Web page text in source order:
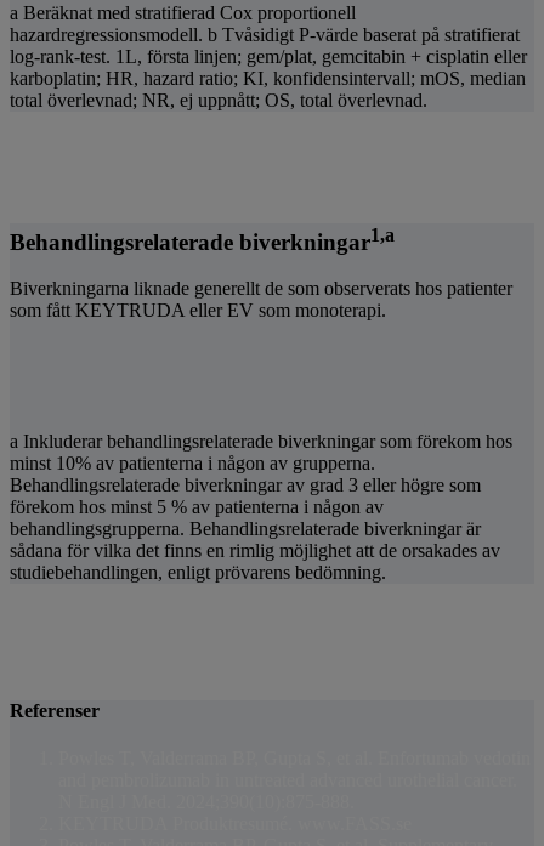
a Beräknat med stratifierad Cox proportionell
hazardregressionsmodell. b Tvåsidigt P-värde baserat på stratifierat
log-rank-test. 1L, första linjen; gem/plat, gemcitabin + cisplatin eller
karboplatin; HR, hazard ratio; KI, konfidensintervall; mOS, median
total överlevnad; NR, ej uppnått; OS, total överlevnad.
Behandlingsrelaterade biverkningar1,a
Biverkningarna liknade generellt de som observerats hos patienter
som fått KEYTRUDA eller EV som monoterapi.
a Inkluderar behandlingsrelaterade biverkningar som förekom hos
minst 10% av patienterna i någon av grupperna.
Behandlingsrelaterade biverkningar av grad 3 eller högre som
förekom hos minst 5 % av patienterna i någon av
behandlingsgrupperna. Behandlingsrelaterade biverkningar är
sådana för vilka det finns en rimlig möjlighet att de orsakades av
studiebehandlingen, enligt prövarens bedömning.
Referenser